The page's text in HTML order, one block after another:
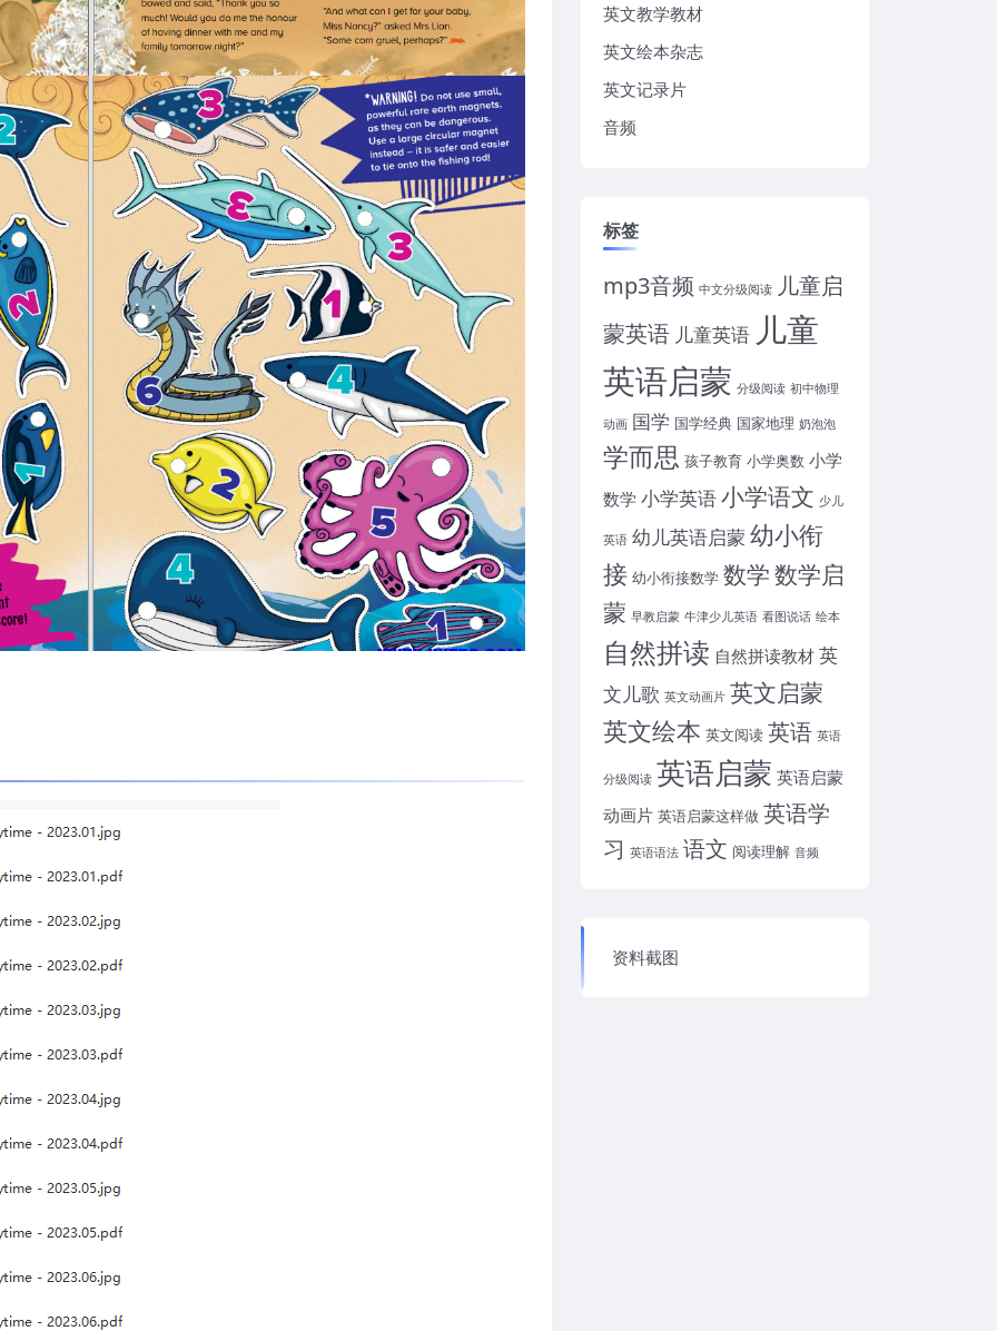
英文教学教材
英文绘本杂志
英文记录片
音频
标签
mp3音频 中文分级阅读 儿童启
蒙英语 儿童英语 儿童
英语启蒙 分级阅读 初中物理
动画 国学 国学经典 国家地理 奶泡泡
学而思 孩子教育 小学奥数 小学
数学 小学英语小学语文 少儿
英语 幼儿英语启蒙幼小衔
接 幼小衔接数学 数学数学启
蒙 早教启蒙 牛津少儿英语 看图说话 绘本
自然拼读 自然拼读教材英
文儿歌 英文动画片 英文启蒙
英文绘本 英文阅读 英语 英语
分级阅读 英语启蒙 英语启蒙
动画片 英语启蒙这样做 英语学
习 英语语法 语文 阅读理解 音频
资料截图